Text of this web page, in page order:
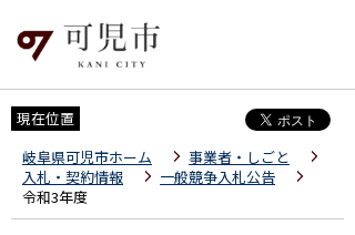
現在位置
岐阜県可児市ホーム
事業者・しごと
入札・契約情報
一般競争入札公告
令和3年度